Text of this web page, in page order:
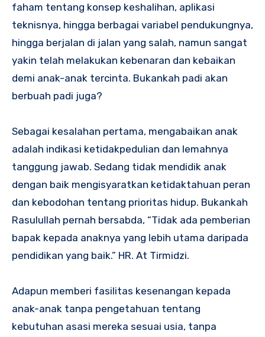
faham tentang konsep keshalihan, aplikasi
teknisnya, hingga berbagai variabel pendukungnya,
hingga berjalan di jalan yang salah, namun sangat
yakin telah melakukan kebenaran dan kebaikan
demi anak-anak tercinta. Bukankah padi akan
berbuah padi juga?
Sebagai kesalahan pertama, mengabaikan anak
adalah indikasi ketidakpedulian dan lemahnya
tanggung jawab. Sedang tidak mendidik anak
dengan baik mengisyaratkan ketidaktahuan peran
dan kebodohan tentang prioritas hidup. Bukankah
Rasulullah pernah bersabda, “Tidak ada pemberian
bapak kepada anaknya yang lebih utama daripada
pendidikan yang baik.” HR. At Tirmidzi.
Adapun memberi fasilitas kesenangan kepada
anak-anak tanpa pengetahuan tentang
kebutuhan asasi mereka sesuai usia, tanpa